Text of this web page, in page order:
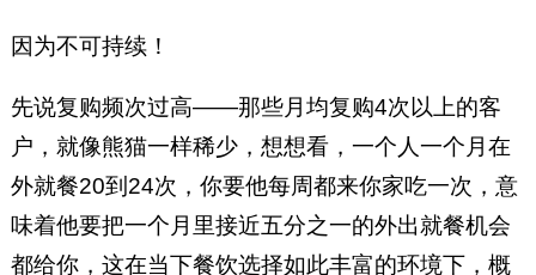
因为不可持续！
先说复购频次过高——那些月均复购4次以上的客
户，就像熊猫一样稀少，想想看，一个人一个月在
外就餐20到24次，你要他每周都来你家吃一次，意
味着他要把一个月里接近五分之一的外出就餐机会
都给你，这在当下餐饮选择如此丰富的环境下，概